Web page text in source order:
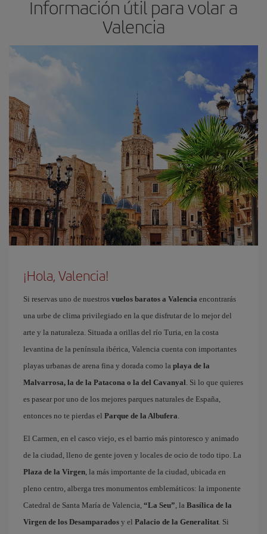
Información útil para volar a
Valencia
¡Hola, Valencia!
Si reservas uno de nuestros vuelos baratos a Valencia encontrarás
una urbe de clima privilegiado en la que disfrutar de lo mejor del
arte y la naturaleza. Situada a orillas del río Turia, en la costa
levantina de la península ibérica, Valencia cuenta con importantes
playas urbanas de arena fina y dorada como la playa de la
Malvarrosa, la de la Patacona o la del Cavanyal. Si lo que quieres
es pasear por uno de los mejores parques naturales de España,
entonces no te pierdas el Parque de la Albufera.
El Carmen, en el casco viejo, es el barrio más pintoresco y animado
de la ciudad, lleno de gente joven y locales de ocio de todo tipo. La
Plaza de la Virgen, la más importante de la ciudad, ubicada en
pleno centro, alberga tres monumentos emblemáticos: la imponente
Catedral de Santa María de Valencia, “La Seu”, la Basílica de la
Virgen de los Desamparados y el Palacio de la Generalitat. Si